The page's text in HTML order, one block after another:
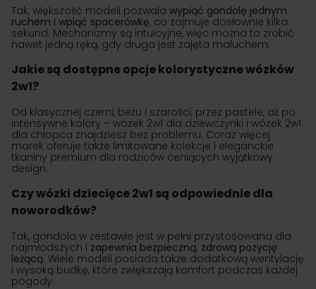
Tak, większość modeli pozwala wypiąć gondolę jednym
ruchem i wpiąć spacerówkę, co zajmuje dosłownie kilka
sekund. Mechanizmy są intuicyjne, więc można to zrobić
nawet jedną ręką, gdy druga jest zajęta maluchem.
Jakie są dostępne opcje kolorystyczne wózków
2w1?
Od klasycznej czerni, beżu i szarości, przez pastele, aż po
intensywne kolory – wózek 2w1 dla dziewczynki i wózek 2w1
dla chłopca znajdziesz bez problemu. Coraz więcej
marek oferuje także limitowane kolekcje i eleganckie
tkaniny premium dla rodziców ceniących wyjątkowy
design.
Czy wózki dziecięce 2w1 są odpowiednie dla
noworodków?
Tak, gondola w zestawie jest w pełni przystosowana dla
najmłodszych i zapewnia bezpieczną, zdrową pozycję
leżącą. Wiele modeli posiada także dodatkową wentylację
i wysoką budkę, które zwiększają komfort podczas każdej
pogody.